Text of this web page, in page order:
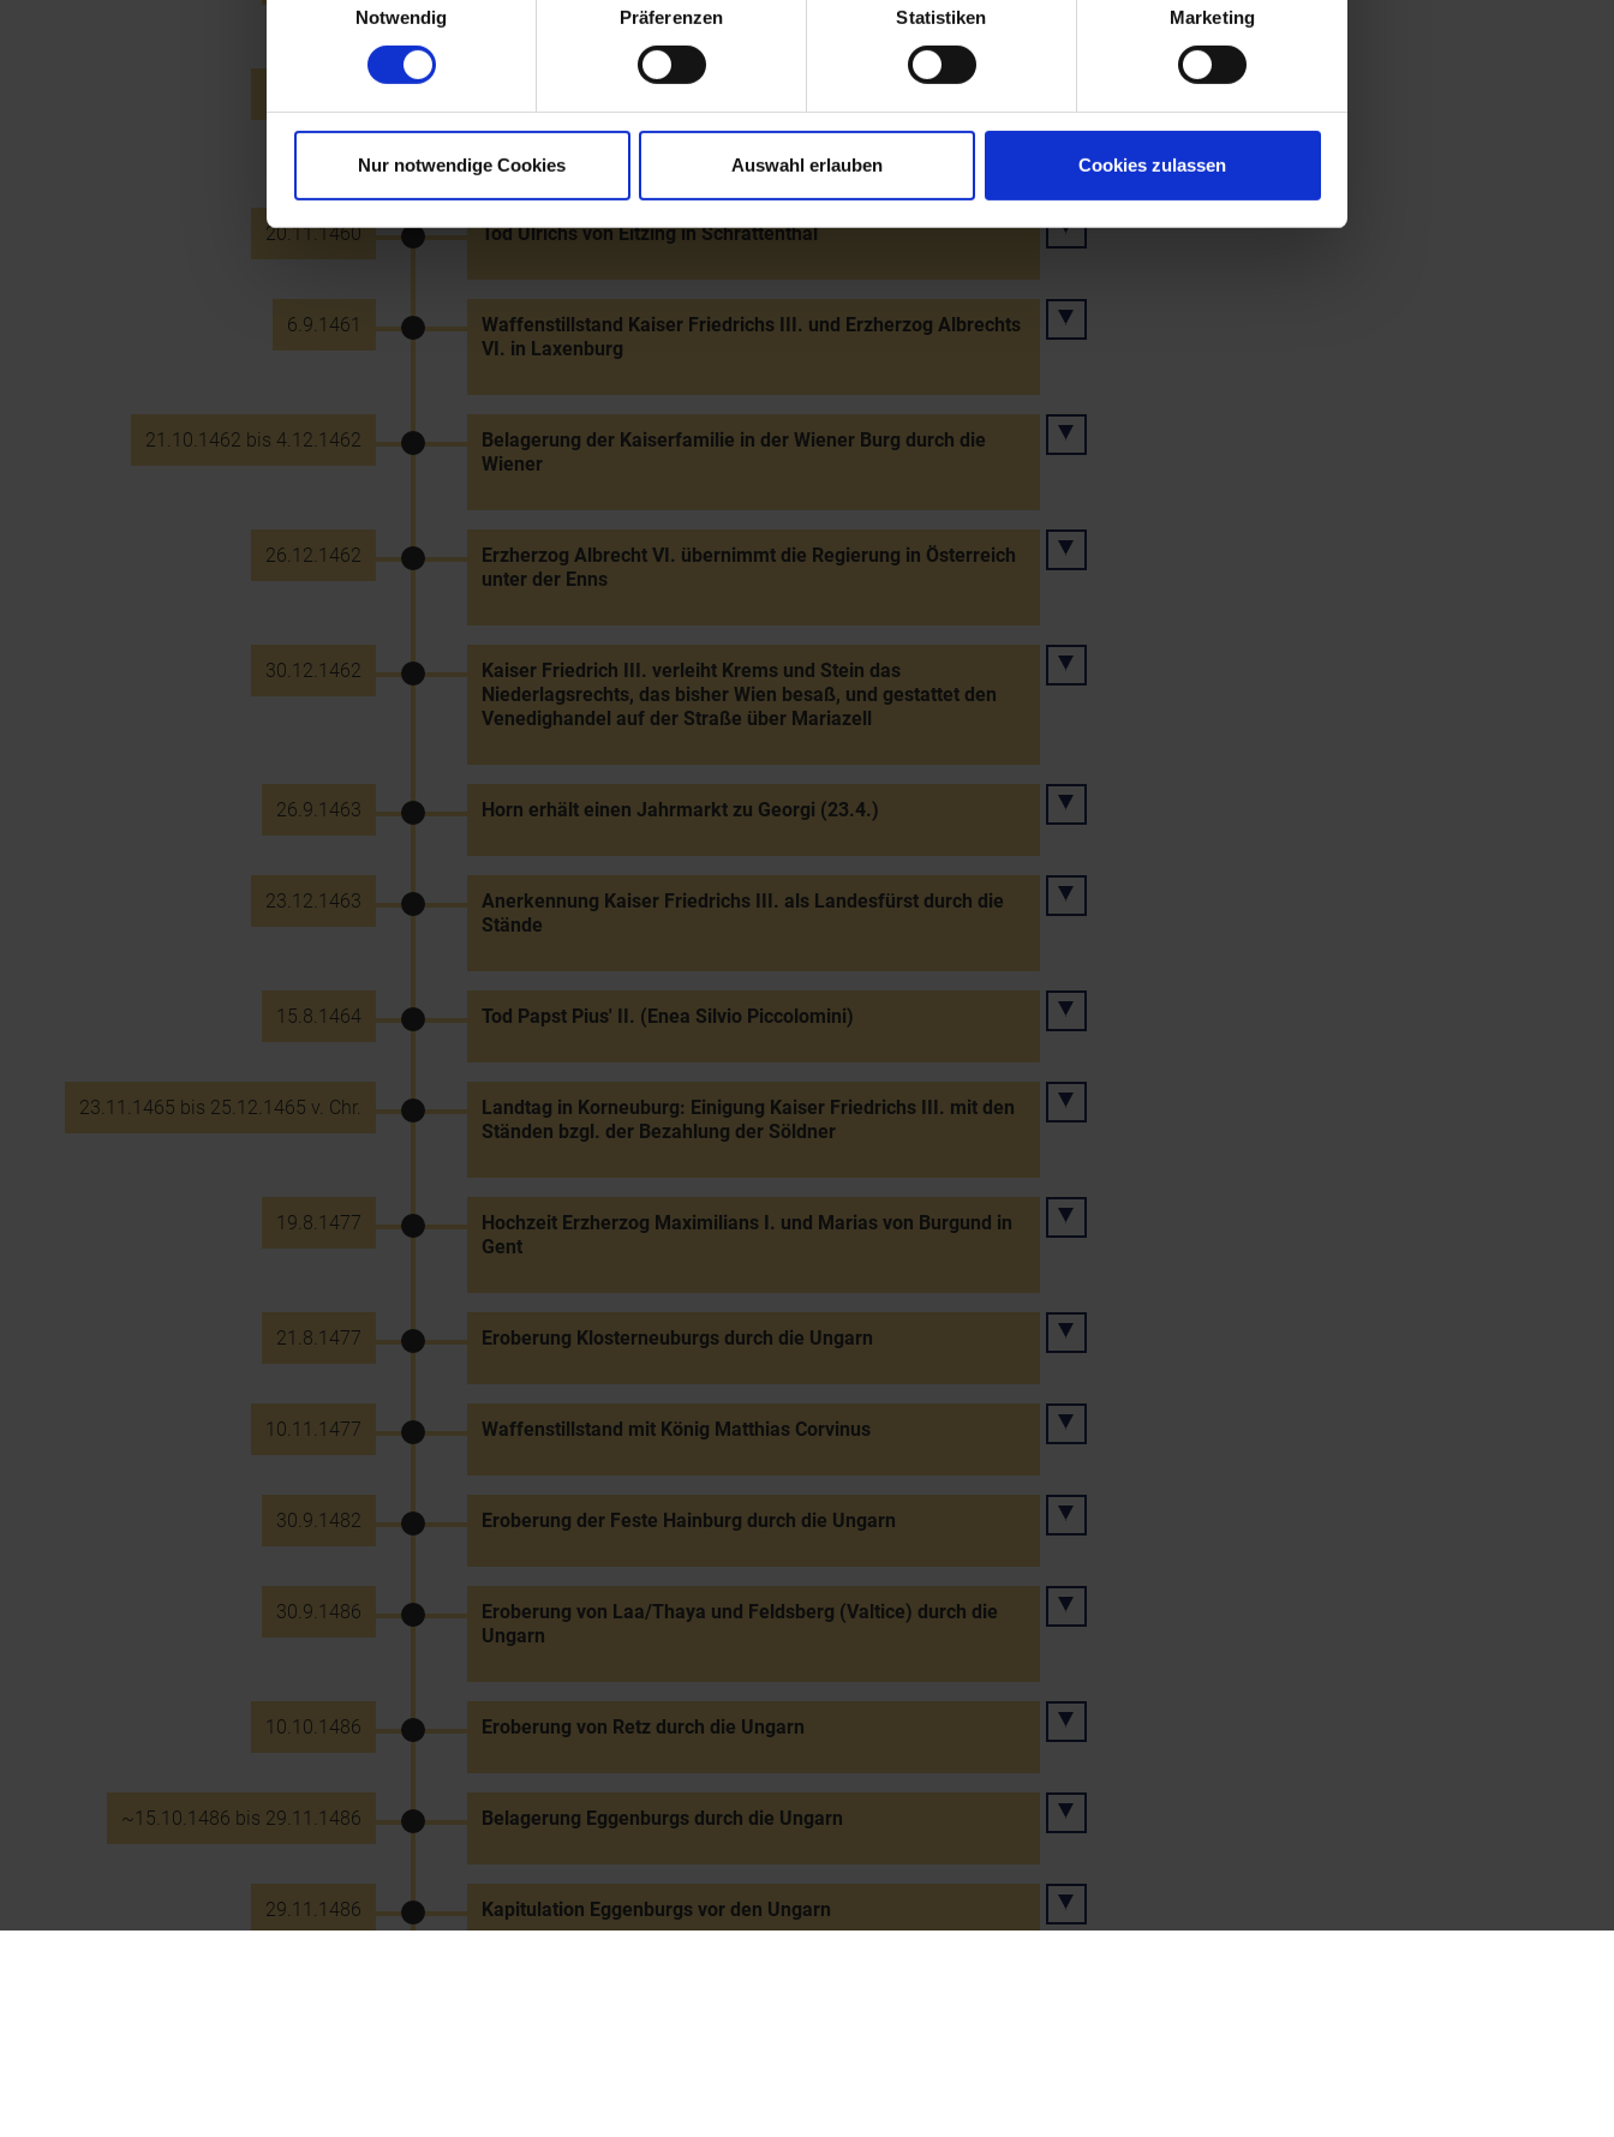
Notwendig
Präferenzen Statistiken Marketing
Nur notwendige Cookies Auswahl erlauben Cookies zulassen
gegründete Augustiner-Chorherrenstift in Wiener Neustadt
(regulierte Chorherren)
20.11.1460 Tod Ulrichs von Eitzing in Schrattenthal
6.9.1461
Waffenstillstand Kaiser Friedrichs III. und Erzherzog Albrechts
VI. in Laxenburg
21.10.1462 bis 4.12.1462
Belagerung der Kaiserfamilie in der Wiener Burg durch die
Wiener
26.12.1462
Erzherzog Albrecht VI. übernimmt die Regierung in Österreich
unter der Enns
30.12.1462
Kaiser Friedrich III. verleiht Krems und Stein das
Niederlagsrechts, das bisher Wien besaß, und gestattet den
Venedighandel auf der Straße über Mariazell
26.9.1463 Horn erhält einen Jahrmarkt zu Georgi (23.4.)
23.12.1463
Anerkennung Kaiser Friedrichs III. als Landesfürst durch die
Stände
15.8.1464 Tod Papst Pius' II. (Enea Silvio Piccolomini)
23.11.1465 bis 25.12.1465 v. Chr.
Landtag in Korneuburg: Einigung Kaiser Friedrichs III. mit den
Ständen bzgl. der Bezahlung der Söldner
19.8.1477
Hochzeit Erzherzog Maximilians I. und Marias von Burgund in
Gent
21.8.1477 Eroberung Klosterneuburgs durch die Ungarn
10.11.1477 Waffenstillstand mit König Matthias Corvinus
30.9.1482 Eroberung der Feste Hainburg durch die Ungarn
30.9.1486
Eroberung von Laa/Thaya und Feldsberg (Valtice) durch die
Ungarn
10.10.1486 Eroberung von Retz durch die Ungarn
~15.10.1486 bis 29.11.1486 Belagerung Eggenburgs durch die Ungarn
29.11.1486 Kapitulation Eggenburgs vor den Ungarn